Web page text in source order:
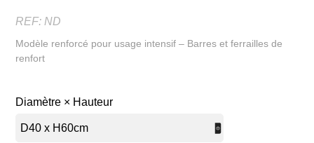
REF: ND
Modèle renforcé pour usage intensif – Barres et ferrailles de
renfort
Diamètre × Hauteur